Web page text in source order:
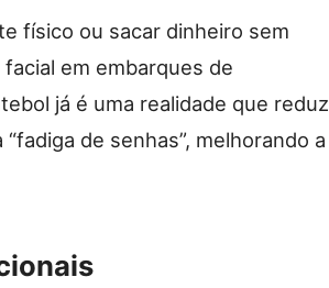
físico ou sacar dinheiro sem
em embarques de
já é uma realidade que reduz
de senhas”, melhorando a